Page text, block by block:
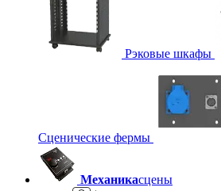
Рэковые шкафы
Сценические фермы
Механикасцены